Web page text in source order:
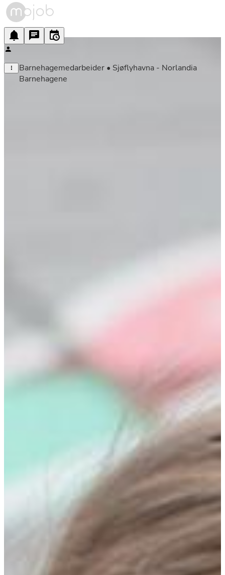
Barnehagemedarbeider • Sjøflyhavna - Norlandia
Barnehagene